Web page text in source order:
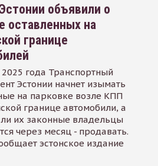
объявили о
оставленных на
границе
2025 года Транспортный
Эстонии начнет изымать
на парковке возле КПП
границе автомобили, а
их законные владельцы
через месяц - продавать.
эстонское издание